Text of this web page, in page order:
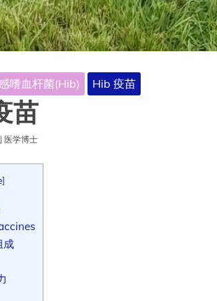
嗜血杆菌(Hib) Hib 疫苗
苗
医学博士
]
成